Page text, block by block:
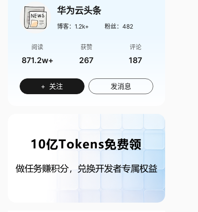
华为云头条
博客： 1.2k+ 粉丝： 482
阅读
871.2w+
获赞
267
评论
187
+ 关注 发消息